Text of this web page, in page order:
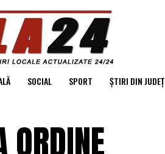
SOCIAL SPORT ȘTIRI DIN JUDEȚ